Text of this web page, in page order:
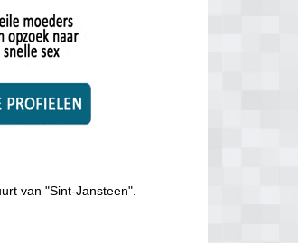
van "Sint-Jansteen".